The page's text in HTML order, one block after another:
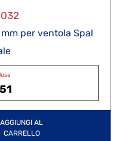
per ventola Spal
AGGIUNGI AL
CARRELLO